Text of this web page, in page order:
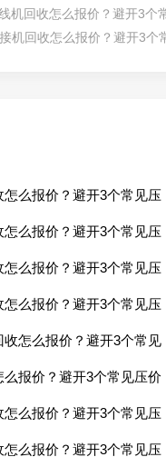
机回收怎么报价？避开3个
机回收怎么报价？避开3个
怎么报价？避开3个常见压
么报价？避开3个常见压
么报价？避开3个常见压
么报价？避开3个常见压
怎么报价？避开3个常见
报价？避开3个常见压价
么报价？避开3个常见压
么报价？避开3个常见压